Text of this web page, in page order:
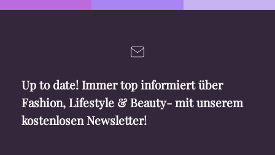
Up to date! Immer top informiert über
Fashion, Lifestyle & Beauty- mit unserem
kostenlosen Newsletter!